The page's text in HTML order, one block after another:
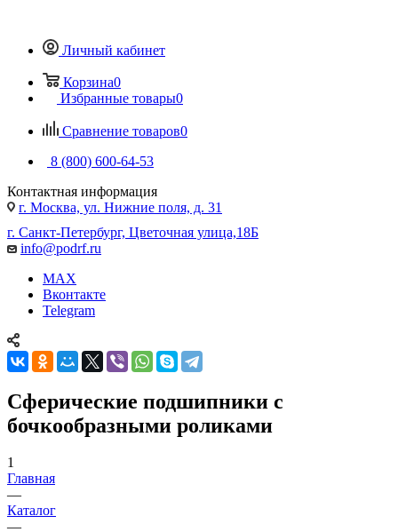
Личный кабинет
Корзина0
Избранные товары0
Сравнение товаров0
8 (800) 600-64-53
Контактная информация
г. Москва, ул. Нижние поля, д. 31
г. Санкт-Петербург, Цветочная улица,18Б
info@podrf.ru
MAX
Вконтакте
Telegram
Сферические подшипники с
бочкообразными роликами
1
Главная
—
Каталог
—